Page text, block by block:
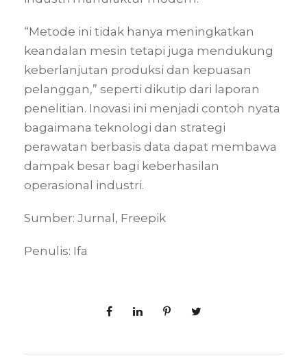
“Metode ini tidak hanya meningkatkan
keandalan mesin tetapi juga mendukung
keberlanjutan produksi dan kepuasan
pelanggan,” seperti dikutip dari laporan
penelitian. Inovasi ini menjadi contoh nyata
bagaimana teknologi dan strategi
perawatan berbasis data dapat membawa
dampak besar bagi keberhasilan
operasional industri.
Sumber: Jurnal, Freepik
Penulis: Ifa